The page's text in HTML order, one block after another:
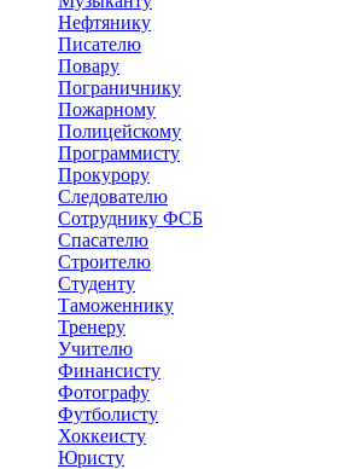
Нефтянику
Писателю
Повару
Пограничнику
Пожарному
Полицейскому
Программисту
Прокурору
Следователю
Сотруднику ФСБ
Спасателю
Строителю
Студенту
Таможеннику
Тренеру
Учителю
Финансисту
Фотографу
Футболисту
Хоккеисту
Юристу